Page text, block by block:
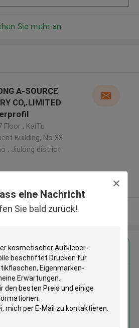
eine Nachricht
Sie bald zurück!
Sie mehr an
A-SOURCE
CO,.LIMITED
Floor , KaiTu
Building, No 33
, Jiulong district
Sie mehr an
den besten Preis für
Aufkleber-
ovale Rolle beschriftet
für kosmetische